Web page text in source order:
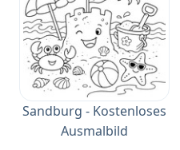
Sandburg - Kostenloses
Ausmalbild